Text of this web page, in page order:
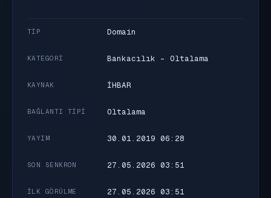
TIP Domain
KATEGORI Bankacılık - Oltalama
KAYNAK İHBAR
BAĞLANTI TIPI Oltalama
YAYIM 30.01.2019 06:28
SON SENKRON 27.05.2026 03:51
İLK GÖRÜLME 27.05.2026 03:51